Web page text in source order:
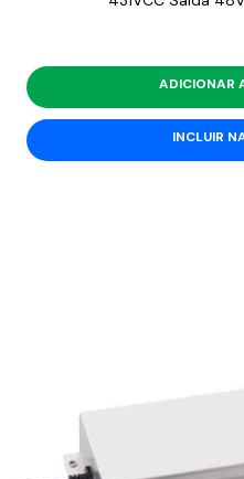
ADICIONAR
INCLUIR